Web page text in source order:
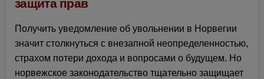
защита прав
Получить уведомление об увольнении в Норвегии
значит столкнуться с внезапной неопределенностью,
страхом потери дохода и вопросами о будущем. Но
норвежское законодательство тщательно защищает